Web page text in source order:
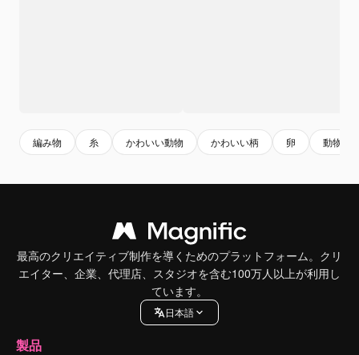
編み物 糸 かわいい動物 かわいい柄 卵 動物
最高のクリエイティブ制作を導くためのプラットフォーム。クリ
エイター、企業、代理店、スタジオを含む100万人以上が利用し
ています。
日本語
製品